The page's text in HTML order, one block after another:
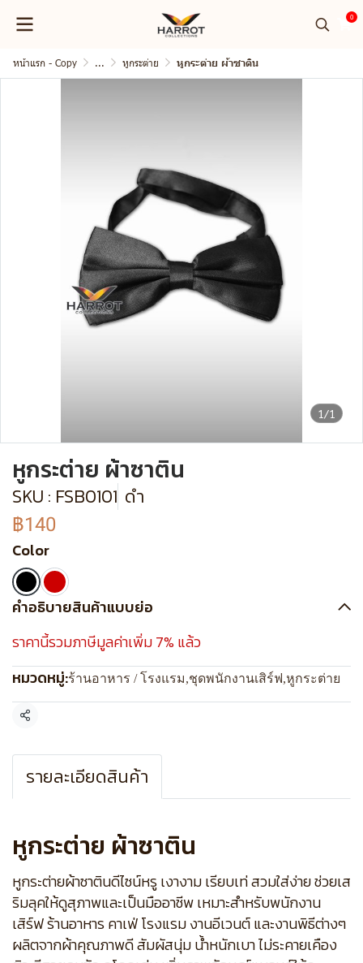
0
หน้าแรก - Copy ... หูกระต่าย หูกระต่าย ผ้าซาติน
1/1
หูกระต่าย ผ้าซาติน
SKU : FSB0101 ดำ
฿140
Color
คำอธิบายสินค้าแบบย่อ
ราคานี้รวมภาษีมูลค่าเพิ่ม 7% แล้ว
หมวดหมู่:ร้านอาหาร / โรงแรม,ชุดพนักงานเสิร์ฟ,หูกระต่าย
แชร์
รายละเอียดสินค้า
หูกระต่าย ผ้าซาติน
หูกระต่ายผ้าซาตินดีไซน์หรู เงางาม เรียบเท่ สวมใส่ง่าย ช่วยเส
ริมลุคให้ดูสุภาพและเป็นมืออาชีพ เหมาะสำหรับพนักงาน
เสิร์ฟ ร้านอาหาร คาเฟ่ โรงแรม งานอีเวนต์ และงานพิธีต่างๆ
ผลิตจากผ้าคุณภาพดี สัมผัสนุ่ม น้ำหนักเบา ไม่ระคายเคือง